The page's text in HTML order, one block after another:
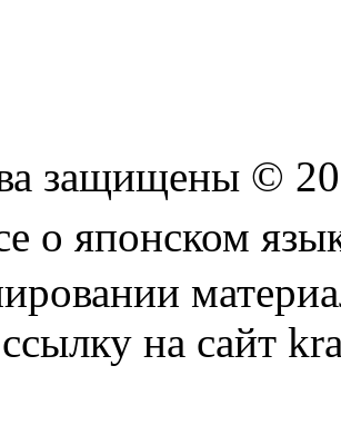
защищены ©
о японском
ссылку на сайт